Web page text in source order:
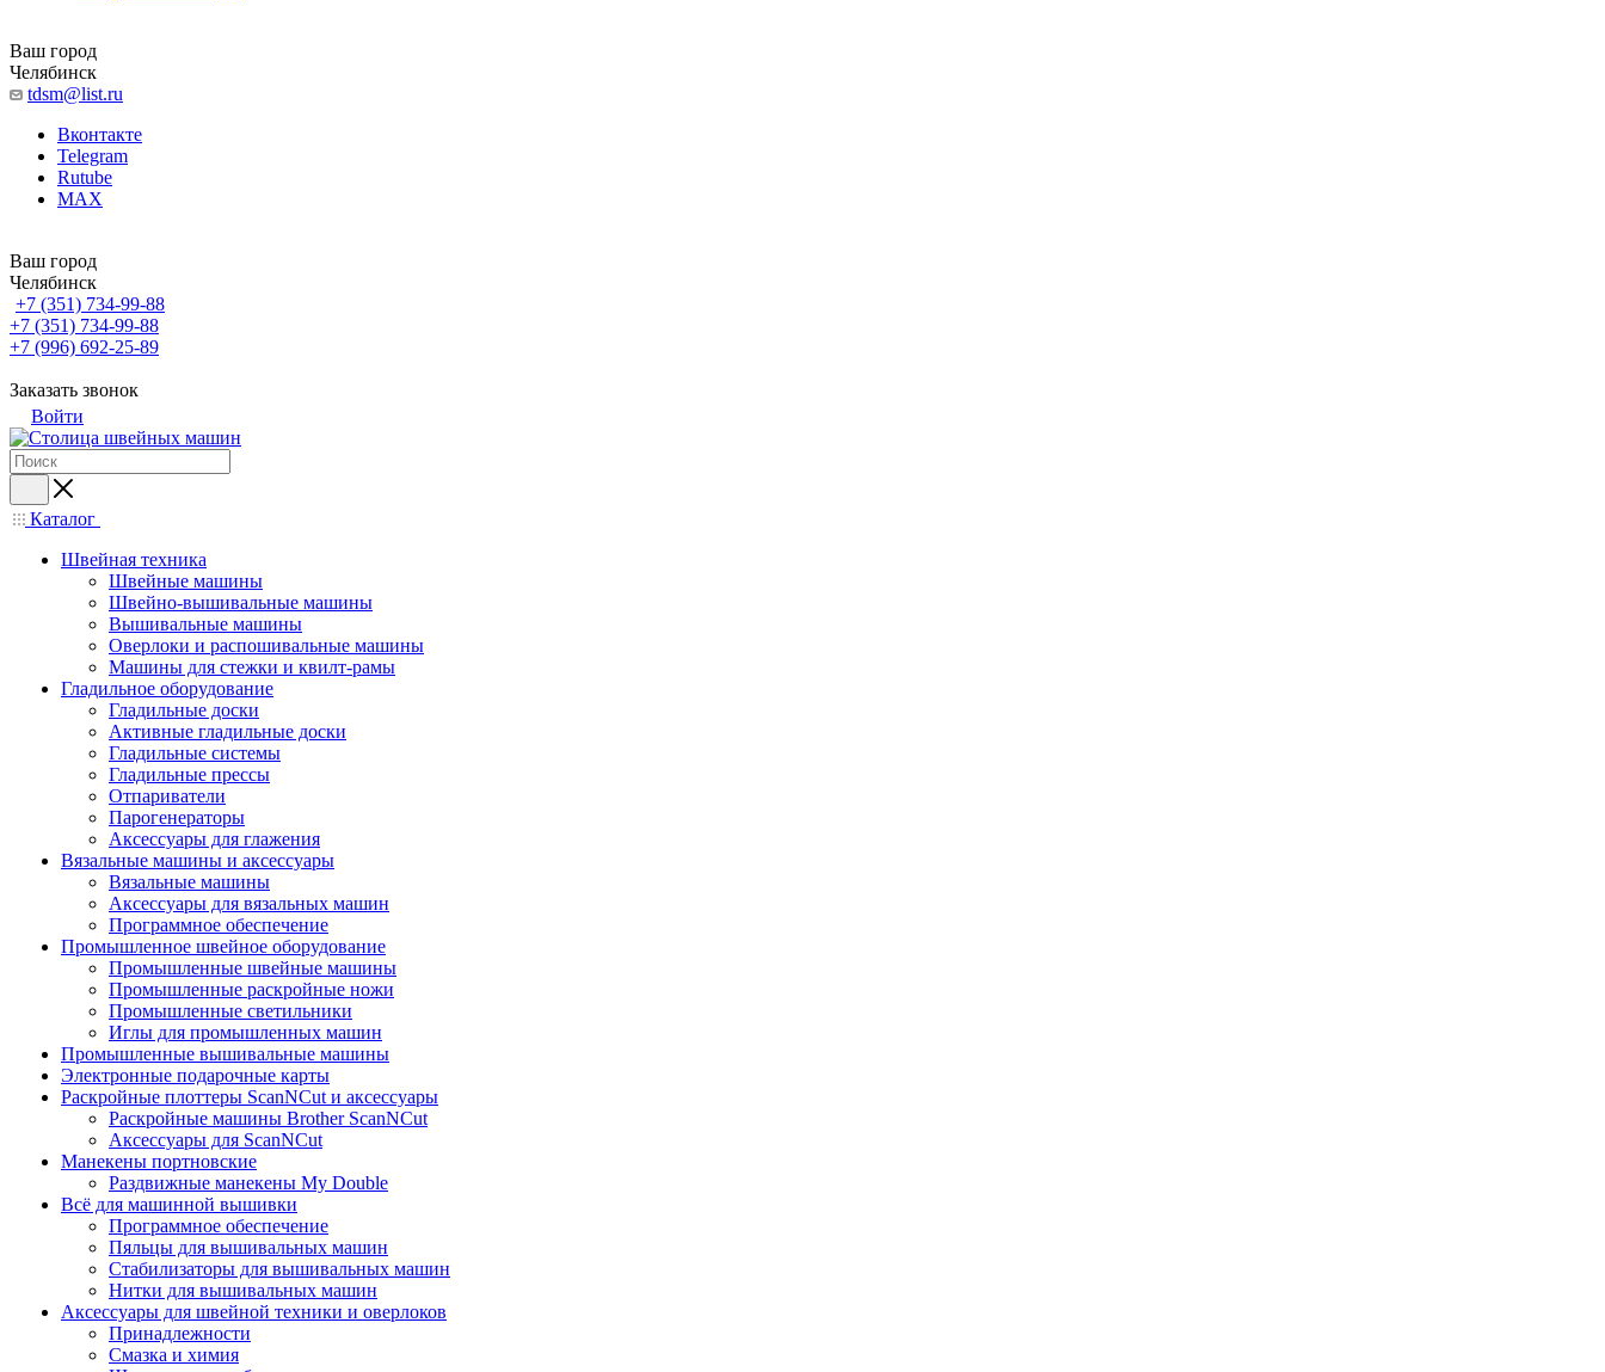
Ваш город
Челябинск
tdsm@list.ru
Вконтакте
Telegram
Rutube
MAX
Ваш город
Челябинск
+7 (351) 734-99-88
+7 (351) 734-99-88
+7 (996) 692-25-89
Заказать звонок
Войти
Каталог
Швейная техника
Швейные машины
Швейно-вышивальные машины
Вышивальные машины
Оверлоки и распошивальные машины
Машины для стежки и квилт-рамы
Гладильное оборудование
Гладильные доски
Активные гладильные доски
Гладильные системы
Гладильные прессы
Отпариватели
Парогенераторы
Аксессуары для глажения
Вязальные машины и аксессуары
Вязальные машины
Аксессуары для вязальных машин
Программное обеспечение
Промышленное швейное оборудование
Промышленные швейные машины
Промышленные раскройные ножи
Промышленные светильники
Иглы для промышленных машин
Промышленные вышивальные машины
Электронные подарочные карты
Раскройные плоттеры ScanNCut и аксессуары
Раскройные машины Brother ScanNCut
Аксессуары для ScanNCut
Манекены портновские
Раздвижные манекены My Double
Всё для машинной вышивки
Программное обеспечение
Пяльцы для вышивальных машин
Стабилизаторы для вышивальных машин
Нитки для вышивальных машин
Аксессуары для швейной техники и оверлоков
Принадлежности
Смазка и химия